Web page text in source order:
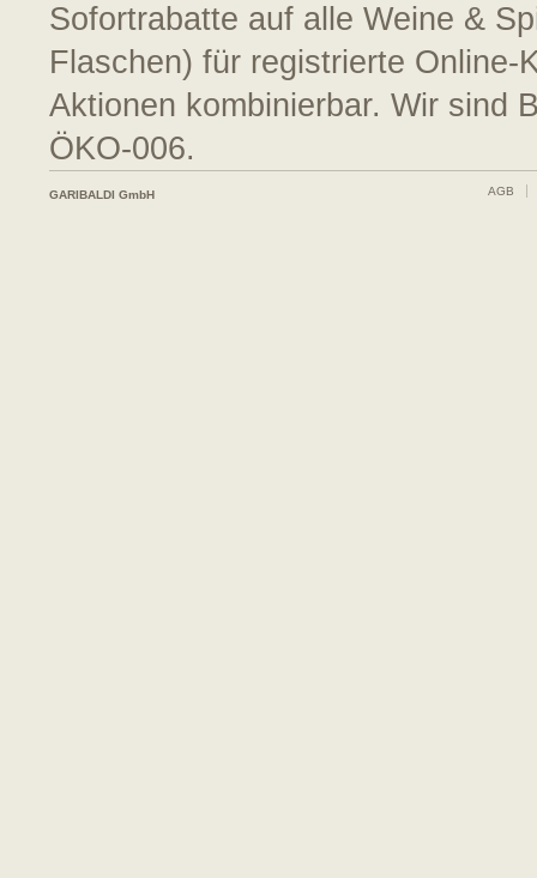
Sofortrabatte auf alle Weine &
Flaschen) für registrierte
Aktionen kombinierbar. Wir sind
ÖKO-006.
GARIBALDI GmbH AGB